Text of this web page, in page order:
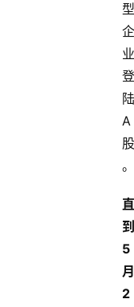
型
企
业
登
陆
A
股
。
直
到
5
月
2